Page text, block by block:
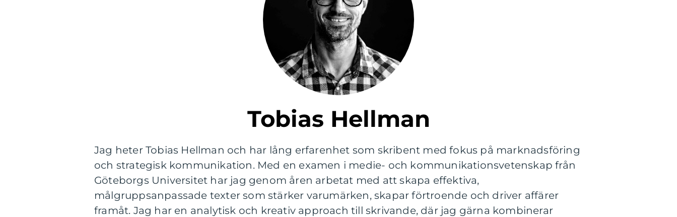
Tobias Hellman
Jag heter Tobias Hellman och har lång erfarenhet som skribent med fokus på marknadsföring
och strategisk kommunikation. Med en examen i medie- och kommunikationsvetenskap från
Göteborgs Universitet har jag genom åren arbetat med att skapa effektiva,
målgruppsanpassade texter som stärker varumärken, skapar förtroende och driver affärer
framåt. Jag har en analytisk och kreativ approach till skrivande, där jag gärna kombinerar